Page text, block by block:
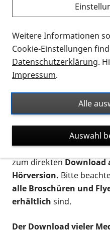
suchen und dieses
können? Schauen Sie
Thema Infomaterial auf
für blinde und
Auf dieser Seite finden
Ort. Nutzen Sie den
nach Flyern und
suchen. Die meisten
verschiedenen Formaten
postalischen
zum direktenDownload
Hörversion. Bitte
alle Broschüren und
erhältlich sind.
Der Download vieler
Weitere Informationen
Cookie-Einstellungen
Datenschutzerklärung.
Impressum.
Alle
Auswahl